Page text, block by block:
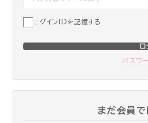
ログインIDを記憶する
パスワ
まだ会員で